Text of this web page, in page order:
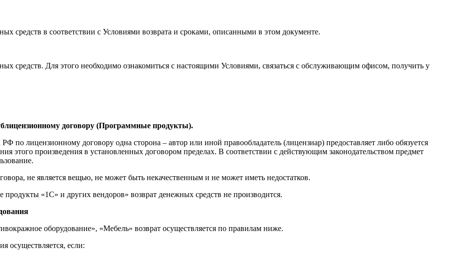
средств в соответствии с Условиями возврата и сроками, описанными в этом документе.
средств. Для этого необходимо ознакомиться с настоящими Условиями, связаться с обслуживающим офисом, получить у
договору (Программные продукты).
по лицензионному договору одна сторона – автор или иной правообладатель (лицензиар) предоставляет либо обязуется
этого произведения в установленных договором пределах. В соответствии с действующим законодательством предмет
не является вещью, не может быть некачественным и не может иметь недостатков.
«1С» и других вендоров» возврат денежных средств не производится.
оборудование», «Мебель» возврат осуществляется по правилам ниже.
осуществляется, если: